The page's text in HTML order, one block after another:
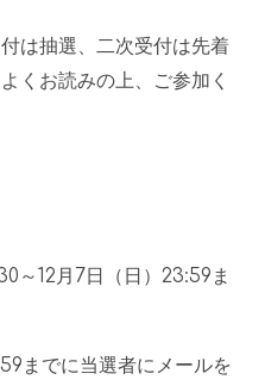
は抽選、二次受付は先着
くお読みの上、ご参加く
～ 12月 7 日（日） 23:59 ま
までに当選者にメールを